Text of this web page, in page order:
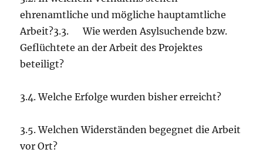
ehrenamtliche und mögliche hauptamtliche
Arbeit?3.3. Wie werden Asylsuchende bzw.
Geflüchtete an der Arbeit des Projektes
beteiligt?
3.4. Welche Erfolge wurden bisher erreicht?
3.5. Welchen Widerständen begegnet die Arbeit
vor Ort?